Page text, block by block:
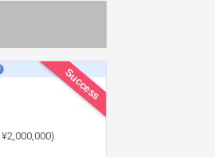
Success
¥2,000,000)